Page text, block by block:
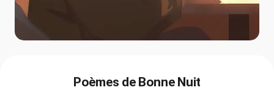
Poèmes de Bonne Nuit